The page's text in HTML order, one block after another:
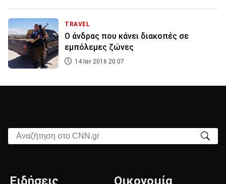
TRAVEL
Ο άνδρας που κάνει διακοπές σε
εμπόλεμες ζώνες
14 Ιαν 2016 20:07
Αναζήτηση στο CNN.gr
Ειδήσεις Οικονομία